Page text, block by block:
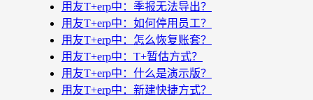
用友T+erp中：季报无法导出？
用友T+erp中：如何停用员工？
用友T+erp中：怎么恢复账套？
用友T+erp中：T+暂估方式？
用友T+erp中：什么是演示版？
用友T+erp中：新建快捷方式？